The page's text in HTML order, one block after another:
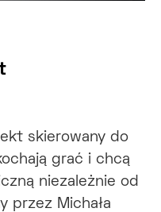
skierowany do
grać i chcą
niezależnie od
przez Michała